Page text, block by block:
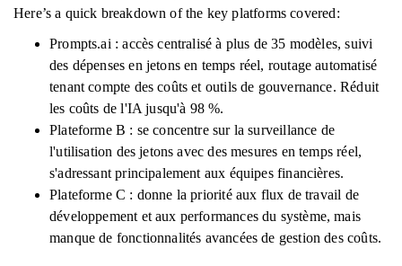
Here’s a quick breakdown of the key platforms covered:
Prompts.ai : accès centralisé à plus de 35 modèles, suivi
des dépenses en jetons en temps réel, routage automatisé
tenant compte des coûts et outils de gouvernance. Réduit
les coûts de l'IA jusqu'à 98 %.
Plateforme B : se concentre sur la surveillance de
l'utilisation des jetons avec des mesures en temps réel,
s'adressant principalement aux équipes financières.
Plateforme C : donne la priorité aux flux de travail de
développement et aux performances du système, mais
manque de fonctionnalités avancées de gestion des coûts.